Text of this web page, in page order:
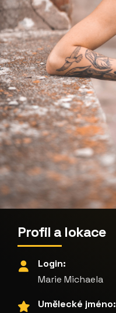
Profil a lokace
Login:
Marie Michaela
Umělecké jméno: